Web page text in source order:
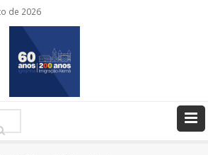
de 2026
Ir